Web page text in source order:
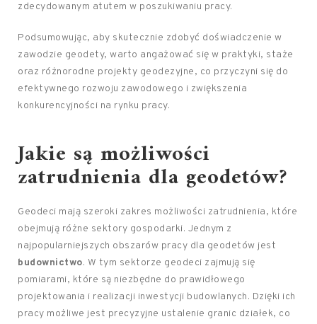
zdecydowanym atutem w poszukiwaniu pracy.
Podsumowując, aby skutecznie zdobyć doświadczenie w
zawodzie geodety, warto angażować się w praktyki, staże
oraz różnorodne projekty geodezyjne, co przyczyni się do
efektywnego rozwoju zawodowego i zwiększenia
konkurencyjności na rynku pracy.
Jakie są możliwości
zatrudnienia dla geodetów?
Geodeci mają szeroki zakres możliwości zatrudnienia, które
obejmują różne sektory gospodarki. Jednym z
najpopularniejszych obszarów pracy dla geodetów jest
budownictwo. W tym sektorze geodeci zajmują się
pomiarami, które są niezbędne do prawidłowego
projektowania i realizacji inwestycji budowlanych. Dzięki ich
pracy możliwe jest precyzyjne ustalenie granic działek, co